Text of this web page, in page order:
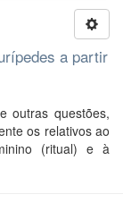
a partir
outras questões,
os relativos ao
(ritual) e à